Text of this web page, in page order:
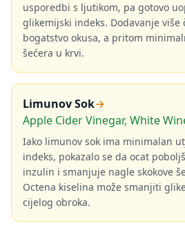
usporedbi s ljutikom, pa gotovo
glikemijski indeks. Dodavanje više
bogatstvo okusa, a pritom
šećera u krvi.
Limunov Sok→
Apple Cider Vinegar, White
Iako limunov sok ima minimalan
indeks, pokazalo se da ocat
inzulin i smanjuje nagle skokove
Octena kiselina može smanjiti
cijelog obroka.